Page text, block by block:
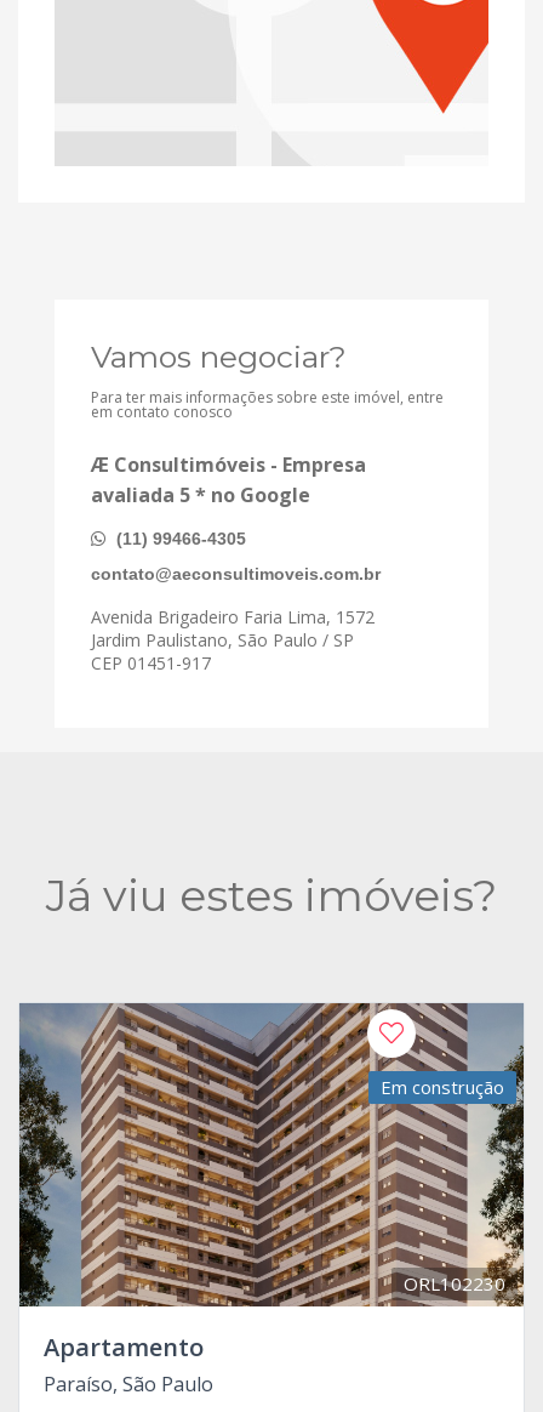
Vamos negociar?
Para ter mais informações sobre este imóvel, entre
em contato conosco
Æ Consultimóveis - Empresa
avaliada 5 * no Google
(11) 99466-4305
contato@aeconsultimoveis.com.br
Avenida Brigadeiro Faria Lima, 1572
Jardim Paulistano, São Paulo / SP
CEP 01451-917
Já viu estes imóveis?
Em construção
ORL102230
Apartamento
Paraíso, São Paulo